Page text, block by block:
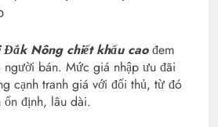
Nông chiết khấu caođem
người bán. Mức giá nhập ưu đãi
cạnh tranh giá với đối thủ, từ đó
ổn định, lâu dài.